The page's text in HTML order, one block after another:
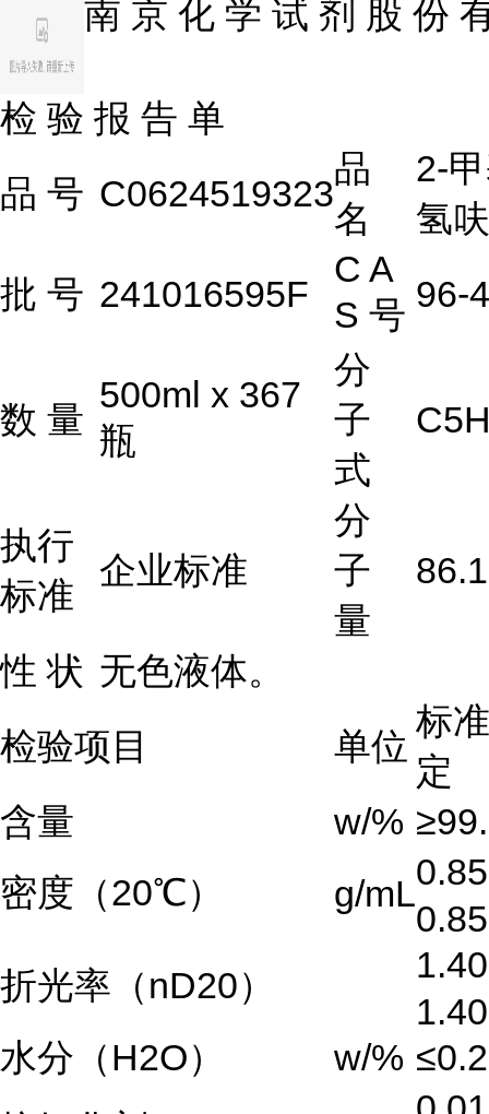
南 京 化 学 试 剂 股 份
检 验 报 告 单
品 号 C0624519323
品
名
2-
氢
批 号 241016595F
C A
S 号 96-
数 量
500ml x 367
瓶
分
子
式
执行
标准
企业标准
分
子
量
性 状 无色液体。
检验项目
单位
标
定
含量
w/%
密度（20℃）
g/mL
折光率（nD20）
水分（H2O）
w/% ≤0.2